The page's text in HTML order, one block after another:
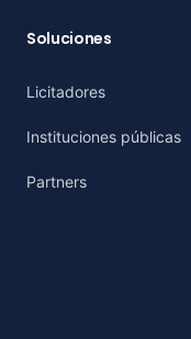
Soluciones
Licitadores
Instituciones públicas
Partners